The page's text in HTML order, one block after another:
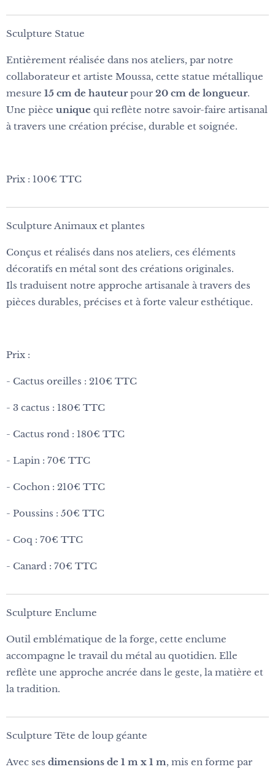
Sculpture Statue
Entièrement réalisée dans nos ateliers, par notre
collaborateur et artiste Moussa, cette statue métallique
mesure 15 cm de hauteurpour 20 cm de longueur.
Une pièce unique qui reflète notre savoir-faire artisanal
à travers une création précise, durable et soignée.
Prix : 100€ TTC
Sculpture Animaux et plantes
Conçus et réalisés dans nos ateliers, ces éléments
décoratifs en métal sont des créations originales.
Ils traduisent notre approche artisanale à travers des
pièces durables, précises et à forte valeur esthétique.
Prix :
- Cactus oreilles : 210€ TTC
- 3 cactus : 180€ TTC
- Cactus rond : 180€ TTC
- Lapin : 70€ TTC
- Cochon : 210€ TTC
- Poussins : 50€ TTC
- Coq : 70€ TTC
- Canard : 70€ TTC
Sculpture Enclume
Outil emblématique de la forge, cette enclume
accompagne le travail du métal au quotidien. Elle
reflète une approche ancrée dans le geste, la matière et
la tradition.
Sculpture Tête de loup géante
Avec ses dimensions de 1 m x 1 m, mis en forme par